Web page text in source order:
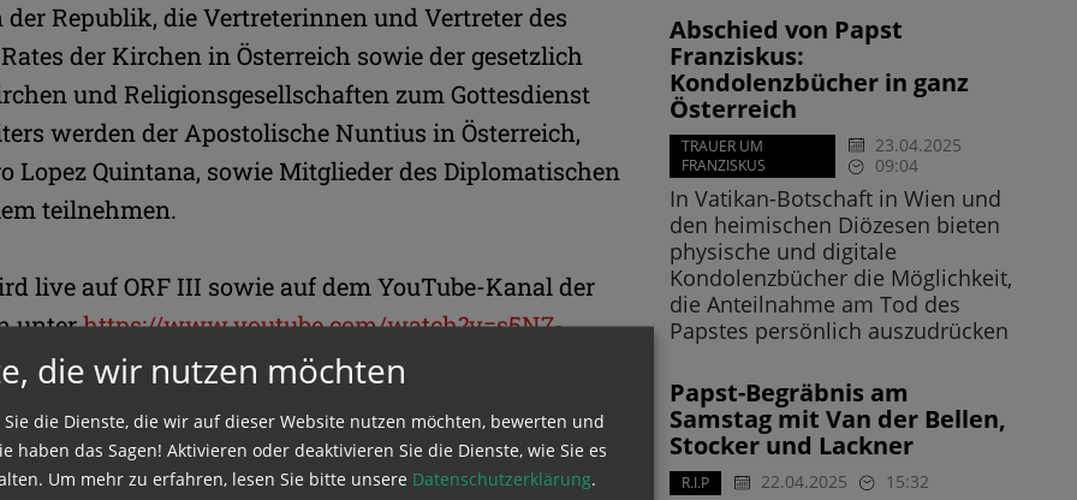
der Republik, die Vertreterinnen und Vertreter des
der Kirchen in Österreich sowie der gesetzlich
und Religionsgesellschaften zum Gottesdienst
werden der Apostolische Nuntius in Österreich,
Lopez Quintana, sowie Mitglieder des Diplomatischen
teilnehmen.
live auf ORF III sowie auf dem YouTube-Kanal der
unterhttps://www.youtube.com/watch?v=s5N7-
Eine Live-Übertragung bietet auch "radio klassik
auch in mehreren österreichischen Domkirchen
Abschied von Papst
Franziskus:
Kondolenzbücher in ganz
Österreich
TRAUER UM
FRANZISKUS
23.04.2025
09:04
In Vatikan-Botschaft in Wien und
den heimischen Diözesen bieten
physische und digitale
Kondolenzbücher die Möglichkeit,
die Anteilnahme am Tod des
Papstes persönlich auszudrücken
Papst-Begräbnis am
Samstag mit Van der Bellen,
Stocker und Lackner
R.I.P 22.04.2025 15:32
die wir nutzen möchten
Sie die Dienste, die wir auf dieser Website nutzen möchten, bewerten und
haben das Sagen! Aktivieren oder deaktivieren Sie die Dienste, wie Sie es
Um mehr zu erfahren, lesen Sie bitte unsere Datenschutzerklärung.